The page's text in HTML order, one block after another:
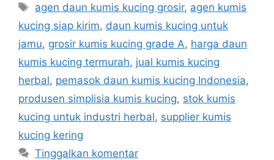
Tag
agen daun kumis kucing grosir, agen kumis
kucing siap kirim, daun kumis kucing untuk
jamu, grosir kumis kucing grade A, harga daun
kumis kucing termurah, jual kumis kucing
herbal, pemasok daun kumis kucing Indonesia,
produsen simplisia kumis kucing, stok kumis
kucing untuk industri herbal, supplier kumis
kucing kering
Tinggalkan komentar